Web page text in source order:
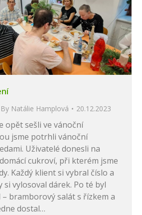
By Natálie Hamplová 20.12.2023
opět sešli ve vánoční
jsme potrhli vánoční
Uživatelé donesli na
cukroví, při kterém jsme
Každý klient si vybral číslo a
vylosoval dárek. Po té byl
bramborový salát s řízkem a
dostal…